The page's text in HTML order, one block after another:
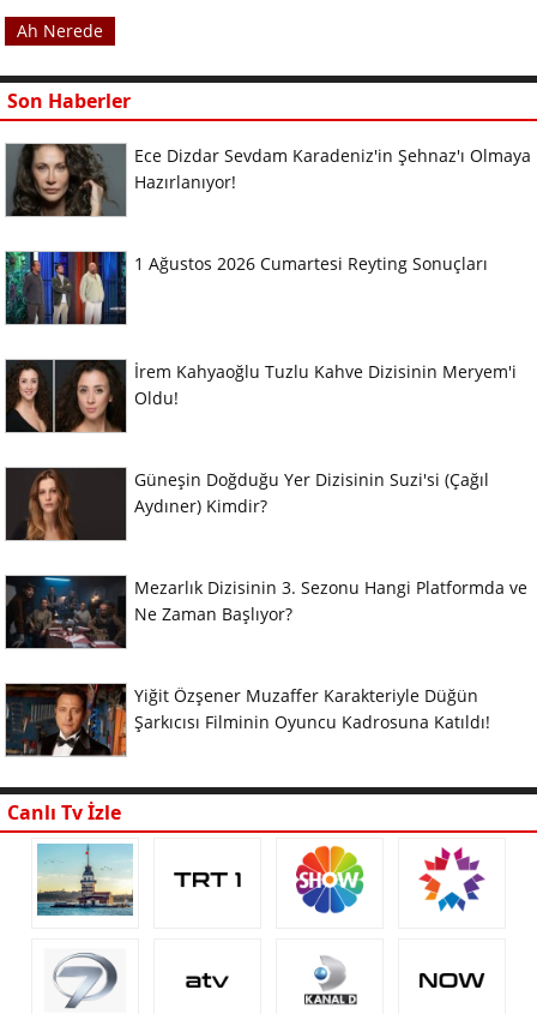
Ah Nerede
Son Haberler
Ece Dizdar Sevdam Karadeniz'in Şehnaz'ı Olmaya
Hazırlanıyor!
1 Ağustos 2026 Cumartesi Reyting Sonuçları
İrem Kahyaoğlu Tuzlu Kahve Dizisinin Meryem'i
Oldu!
Güneşin Doğduğu Yer Dizisinin Suzi'si (Çağıl
Aydıner) Kimdir?
Mezarlık Dizisinin 3. Sezonu Hangi Platformda ve
Ne Zaman Başlıyor?
Yiğit Özşener Muzaffer Karakteriyle Düğün
Şarkıcısı Filminin Oyuncu Kadrosuna Katıldı!
Canlı Tv İzle